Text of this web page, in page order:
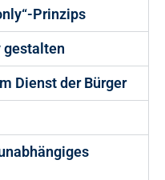
Prinzips
Dienst der Bürger